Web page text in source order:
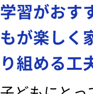
学習がお
もが楽しく
り組める工